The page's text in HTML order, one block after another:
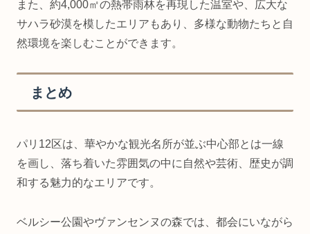
また、約4,000㎡の熱帯雨林を再現した温室や、広大な
サハラ砂漠を模したエリアもあり、多様な動物たちと自
然環境を楽しむことができます。
まとめ
パリ12区は、華やかな観光名所が並ぶ中心部とは一線
を画し、落ち着いた雰囲気の中に自然や芸術、歴史が調
和する魅力的なエリアです。
ベルシー公園やヴァンセンヌの森では、都会にいながら